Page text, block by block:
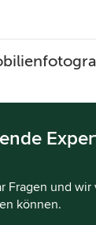
Fragen und
können.